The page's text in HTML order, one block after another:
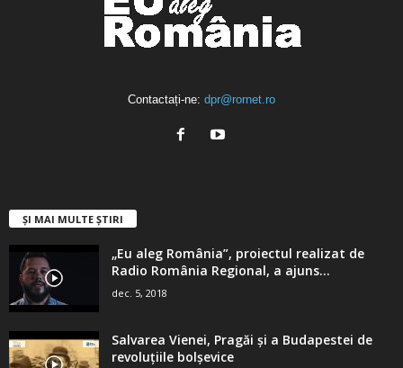
Contactați-ne: dpr@rornet.ro
ȘI MAI MULTE ȘTIRI
„Eu aleg România”, proiectul realizat de
Radio România Regional, a ajuns...
dec. 5, 2018
Salvarea Vienei, Pragăi şi a Budapestei de
revoluţiile bolşevice